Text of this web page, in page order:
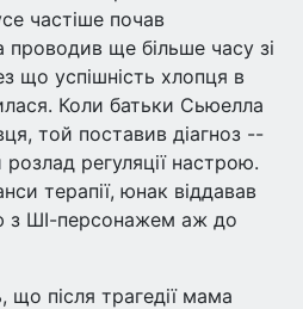
частіше почав
проводив ще більше часу зі
що успішність хлопця в
Коли батьки Сьюелла
той поставив діагноз --
регуляції настрою.
терапії, юнак віддавав
з ШІ-персонажем аж до
що після трагедії мама